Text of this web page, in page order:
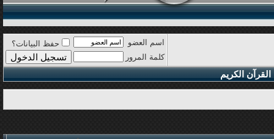
اسم العضو
حفظ البيانات؟
كلمة المرور
القرآن الكريم